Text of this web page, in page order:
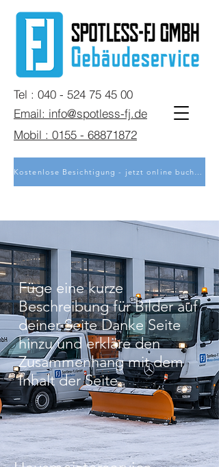
Mobil : 0155 - 68871872
Tel : 040 - 524 75 45 00
Email: info@spotless-fj.de
Kostenlose Besichtigung - jetzt online buchen
Füge eine kurze
Beschreibung für Bilder auf
deiner Seite Danke Seite
hinzu und erkläre den
Zusammenhang mit dem
Inhalt der Seite.